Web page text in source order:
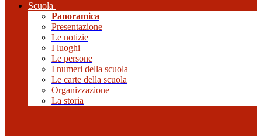
Scuola
Panoramica
Presentazione
Le notizie
I luoghi
Le persone
I numeri della scuola
Le carte della scuola
Organizzazione
La storia